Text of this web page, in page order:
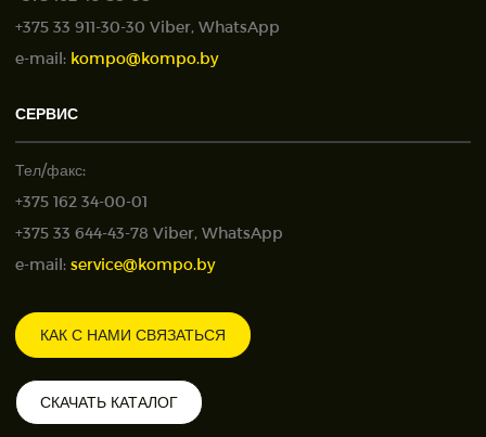
+375 33 911-30-30 Viber, WhatsApp
e-mail: kompo@kompo.by
СЕРВИС
Тел/факс:
+375 162 34-00-01
+375 33 644-43-78 Viber, WhatsApp
e-mail: service@kompo.by
КАК С НАМИ СВЯЗАТЬСЯ
СКАЧАТЬ КАТАЛОГ